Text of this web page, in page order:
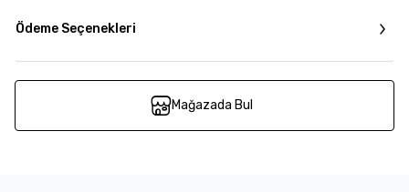
Ödeme Seçenekleri
Mağazada Bul